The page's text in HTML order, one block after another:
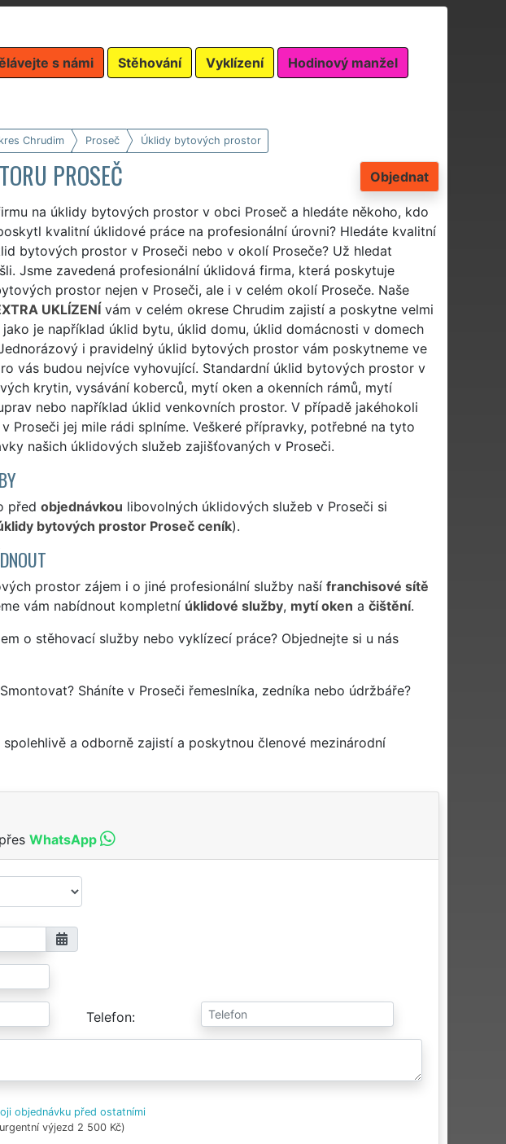
s námi Stěhování Vyklízení Hodinový manžel
Chrudim Proseč Úklidy bytových prostor
Objednat
PROSEČ
na úklidy bytových prostor v obci Proseč a hledáte někoho, kdo
kvalitní úklidové práce na profesionální úrovni? Hledáte kvalitní
bytových prostor v Proseči nebo v okolí Proseče? Už hledat
Jsme zavedená profesionální úklidová firma, která poskytuje
prostor nejen v Proseči, ale i v celém okolí Proseče. Naše
UKLÍZENÍvám v celém okrese Chrudim zajistí a poskytne velmi
je například úklid bytu, úklid domu, úklid domácnosti v domech
i pravidelný úklid bytových prostor vám poskytneme ve
vás budou nejvíce vyhovující. Standardní úklid bytových prostor v
krytin, vysávání koberců, mytí oken a okenních rámů, mytí
nebo například úklid venkovních prostor. V případě jakéhokoli
Proseči jej mile rádi splníme. Veškeré přípravky, potřebné na tyto
našich úklidových služeb zajišťovaných v Proseči.
před objednávkou libovolných úklidových služeb v Proseči si
bytových prostor Proseč ceník).
prostor zájem i o jiné profesionální služby naší franchisové sítě
vám nabídnout kompletní úklidové služby, mytí oken a čištění.
o stěhovací služby nebo vyklízecí práce? Objednejte si u nás
Sháníte v Proseči řemeslníka, zedníka nebo údržbáře?
a odborně zajistí a poskytnou členové mezinárodní
WhatsApp
Telefon
objednávku před ostatními
výjezd 2 500 Kč)